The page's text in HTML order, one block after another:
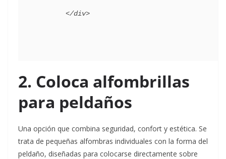
2. Coloca alfombrillas
para peldaños
Una opción que combina seguridad, confort y estética. Se
trata de pequeñas alfombras individuales con la forma del
peldaño, diseñadas para colocarse directamente sobre